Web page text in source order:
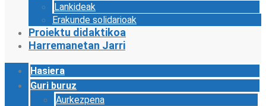
Lankideak
Erakunde solidarioak
Proiektu didaktikoa
Harremanetan Jarri
Hasiera
Guri buruz
Aurkezpena